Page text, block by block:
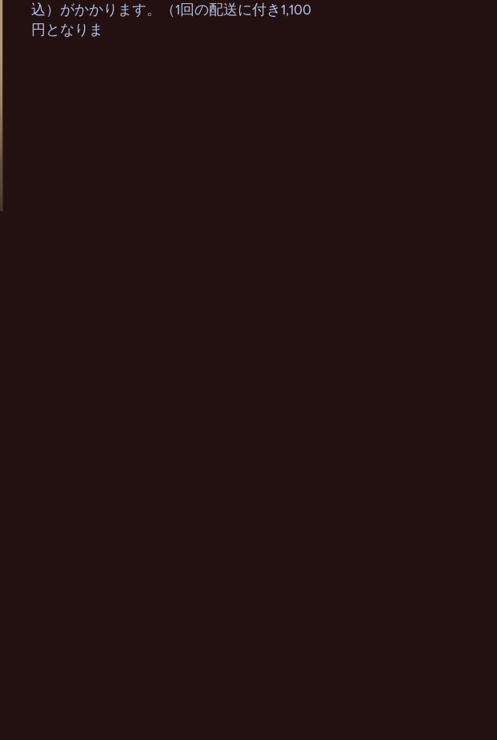
込）がかかります。（1回の配送に付き1,100
円となりま